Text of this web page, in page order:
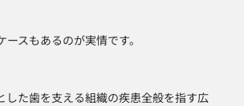
スもあるのが実情です。
た歯を支える組織の疾患全般を指す広